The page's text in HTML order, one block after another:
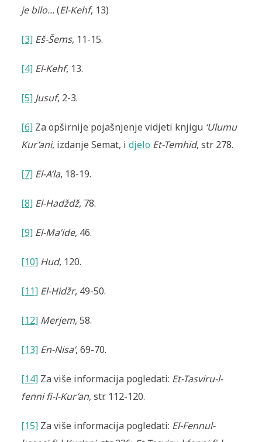
je bilo...(El-Kehf, 13)
[3] Eš-Šems, 11-15.
[4] El-Kehf, 13.
[5] Jusuf, 2-3.
[6]Za opširnije pojašnjenje vidjeti knjigu ‘Ulumu
Kur’ani, izdanje Semat, i djelo Et-Temhid, str 278.
[7] El-A’la, 18-19.
[8] El-Hadždž, 78.
[9] El-Ma’ide, 46.
[10] Hud, 120.
[11] El-Hidžr, 49-50.
[12] Merjem, 58.
[13] En-Nisa’, 69-70.
[14]Za više informacija pogledati: Et-Tasviru-l-
fenni fi-l-Kur’an, str. 112-120.
[15]Za više informacija pogledati: El-Fennul-